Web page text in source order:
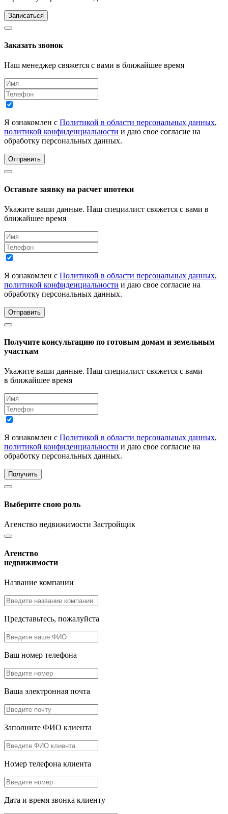
Записаться
Заказать звонок
Наш менеджер свяжется с вами в ближайшее время
Я ознакомлен с Политикой в области персональных данных,
политикой конфиденциальности и даю свое согласие на
обработку персональных данных.
Отправить
Оставьте заявку на расчет ипотеки
Укажите ваши данные. Наш специалист свяжется с вами в
ближайшее время
Я ознакомлен с Политикой в области персональных данных,
политикой конфиденциальности и даю свое согласие на
обработку персональных данных.
Отправить
Получите консультацию по готовым домам и земельным
участкам
Укажите ваши данные. Наш специалист свяжется с вами
в ближайшее время
Я ознакомлен с Политикой в области персональных данных,
политикой конфиденциальности и даю свое согласие на
обработку персональных данных.
Получить
Выберите свою роль
Агенство недвижимости Застройщик
Агенство
недвижимости
Название компании
Представьтесь, пожалуйста
Ваш номер телефона
Ваша электронная почта
Заполните ФИО клиента
Номер телефона клиента
Дата и время звонка клиенту